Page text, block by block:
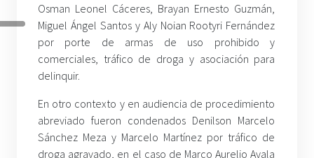
Osman Leonel Cáceres, Brayan Ernesto Guzmán,
Miguel Ángel Santos y Aly Noian Rootyri Fernández
por porte de armas de uso prohibido y
comerciales, tráfico de droga y asociación para
delinquir.
En otro contexto y en audiencia de procedimiento
abreviado fueron condenados Denilson Marcelo
Sánchez Meza y Marcelo Martínez por tráfico de
droga agravado, en el caso de Marco Aurelio Ayala